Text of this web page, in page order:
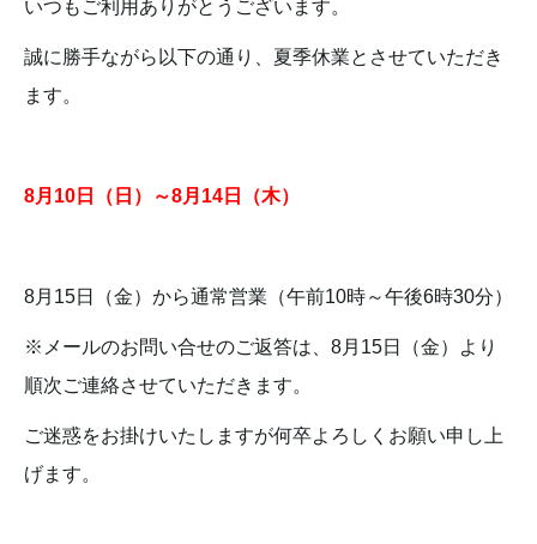
いつもご利用ありがとうございます。
誠に勝手ながら以下の通り、夏季休業とさせていただき
ます。
8月10日（日）～8月14日（木）
8月15日（金）から通常営業（午前10時～午後6時30分）
※メールのお問い合せのご返答は、8月15日（金）より
順次ご連絡させていただきます。
ご迷惑をお掛けいたしますが何卒よろしくお願い申し上
げます。